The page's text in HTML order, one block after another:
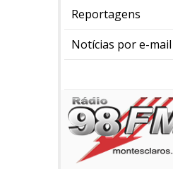
Reportagens
Notícias por e-mail